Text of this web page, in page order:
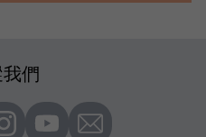
們